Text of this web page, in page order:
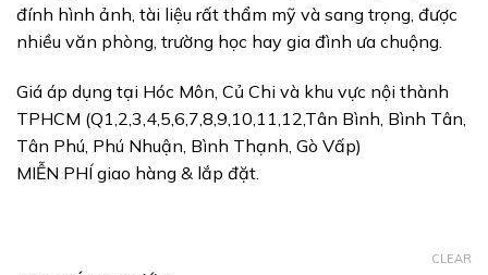
đính hình ảnh, tài liệu rất thẩm mỹ và sang trọng, được
nhiều văn phòng, trường học hay gia đình ưa chuộng.
Giá áp dụng tại Hóc Môn, Củ Chi và khu vực nội thành
TPHCM (Q1,2,3,4,5,6,7,8,9,10,11,12,Tân Bình, Bình Tân,
Tân Phú, Phú Nhuận, Bình Thạnh, Gò Vấp)
MIỄN PHÍ giao hàng & lắp đặt.
CLEAR